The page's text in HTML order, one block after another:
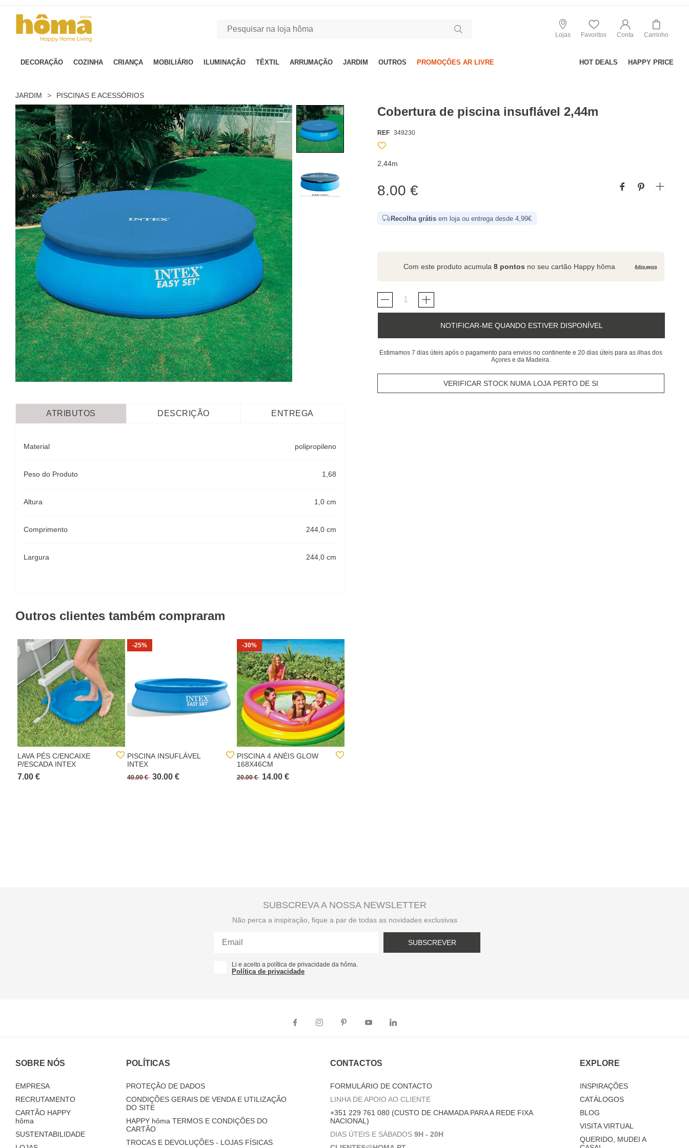
Lojas Favoritos Conta Carrinho
DECORAÇÃO COZINHA CRIANÇA MOBILIÁRIO ILUMINAÇÃO TÊXTIL ARRUMAÇÃO JARDIM OUTROS PROMOÇÕES AR LIVRE HOT DEALS HAPPY PRICE
JARDIM > PISCINAS E ACESSÓRIOS
Cobertura de piscina insuflável 2,44m
REF 349230
2,44m
8.00 €
Recolha grátis em loja ou entrega desde 4,99€
Com este produto acumula8 pontos no seu cartão Happy hôma Adira agora
NOTIFICAR-ME QUANDO ESTIVER DISPONÍVEL
Estimamos 7 dias úteis após o pagamento para envios no continente e 20 dias úteis para as ilhas dos
Açores e da Madeira.
VERIFICAR STOCK NUMA LOJA PERTO DE SI
ATRIBUTOS DESCRIÇÃO ENTREGA
Material polipropileno
Peso do Produto 1,68
Altura 1,0 cm
Comprimento 244,0 cm
Largura 244,0 cm
Outros clientes também compraram
LAVA PÉS C/ENCAIXE
P/ESCADA INTEX
7.00 €
-25%
PISCINA INSUFLÁVEL
INTEX
40.00 € 30.00 €
-30%
PISCINA 4 ANÉIS GLOW
168X46CM
20.00 € 14.00 €
SUBSCREVA A NOSSA NEWSLETTER
Não perca a inspiração, fique a par de todas as novidades exclusivas
SUBSCREVER
Li e aceito a política de privacidade da hôma.
Política de privacidade
SOBRE NÓS
EMPRESA
RECRUTAMENTO
CARTÃO HAPPY
hôma
SUSTENTABILIDADE
POLÍTICAS
PROTEÇÃO DE DADOS
CONDIÇÕES GERAIS DE VENDA E UTILIZAÇÃO
DO SITE
HAPPY hôma TERMOS E CONDIÇÕES DO
CARTÃO
TROCAS E DEVOLUÇÕES - LOJAS FÍSICAS
CONTACTOS
FORMULÁRIO DE CONTACTO
LINHA DE APOIO AO CLIENTE
+351 229 761 080 (CUSTO DE CHAMADA PARA A REDE FIXA
NACIONAL)
DIAS ÚTEIS E SÁBADOS 9H - 20H
EXPLORE
INSPIRAÇÕES
CATÁLOGOS
BLOG
VISITA VIRTUAL
QUERIDO, MUDEI A